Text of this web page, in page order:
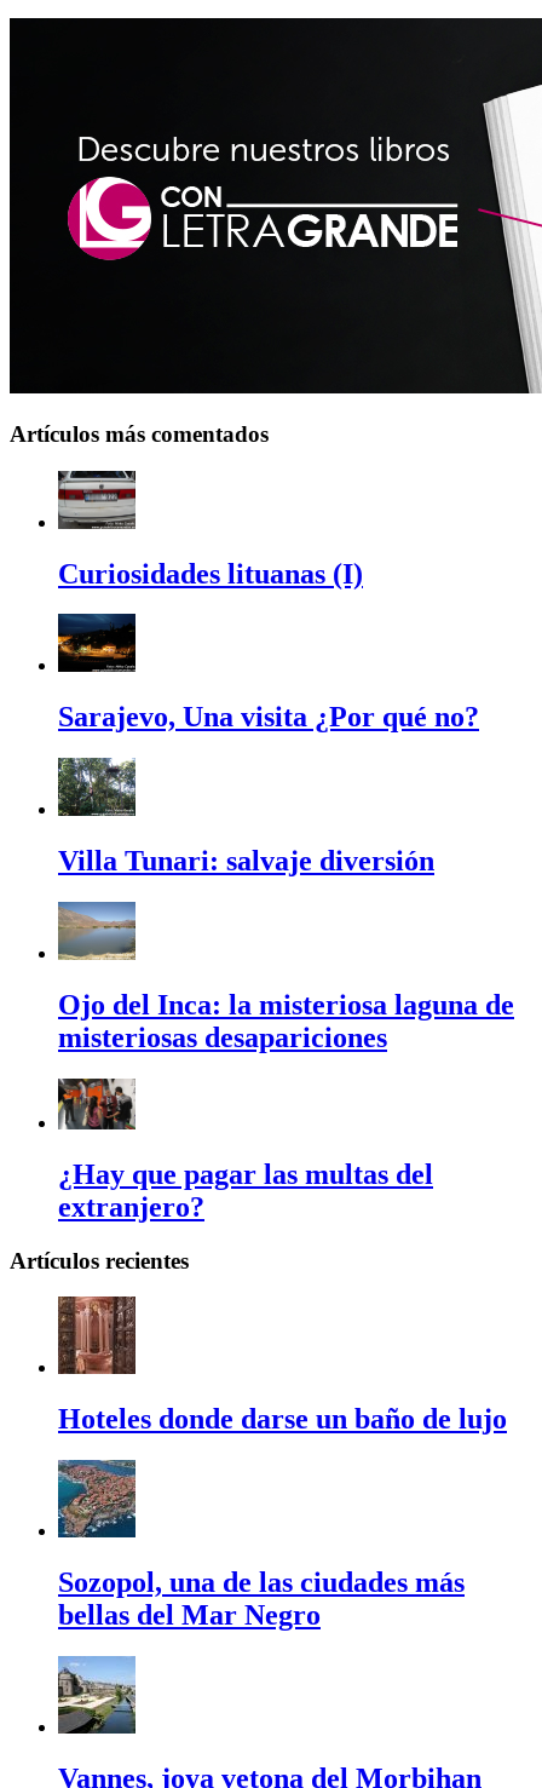
Artículos más comentados
Curiosidades lituanas (I)
Sarajevo, Una visita ¿Por qué no?
Villa Tunari: salvaje diversión
Ojo del Inca: la misteriosa laguna de
misteriosas desapariciones
¿Hay que pagar las multas del
extranjero?
Artículos recientes
Hoteles donde darse un baño de lujo
Sozopol, una de las ciudades más
bellas del Mar Negro
Vannes, joya vetona del Morbihan